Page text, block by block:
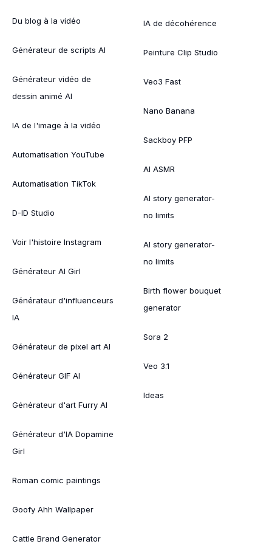
Du blog à la vidéo
Générateur de scripts AI
Générateur vidéo de
dessin animé AI
IA de l'image à la vidéo
Automatisation YouTube
Automatisation TikTok
D-ID Studio
Voir l'histoire Instagram
Générateur AI Girl
Générateur d'influenceurs
IA
Générateur de pixel art AI
Générateur GIF AI
Générateur d'art Furry AI
Générateur d'IA Dopamine
Girl
Roman comic paintings
Goofy Ahh Wallpaper
Cattle Brand Generator
IA de décohérence
Peinture Clip Studio
Veo3 Fast
Nano Banana
Sackboy PFP
AI ASMR
AI story generator-
no limits
AI story generator-
no limits
Birth flower bouquet
generator
Sora 2
Veo 3.1
Ideas